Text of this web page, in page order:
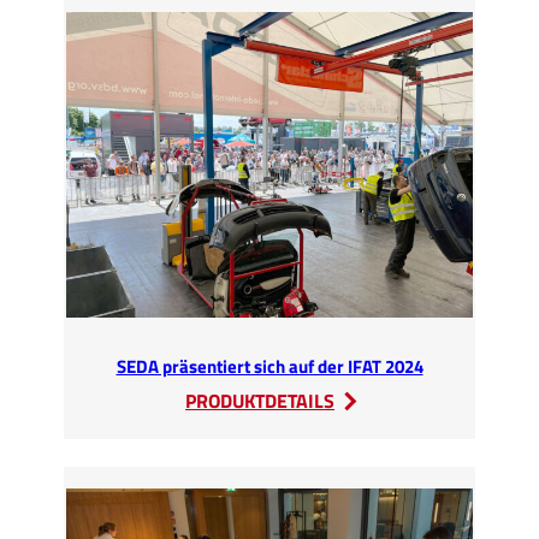
und
Seminare
in
Göttingen
SEDA präsentiert sich auf der IFAT 2024
PRODUKTDETAILS
:
sich
auf